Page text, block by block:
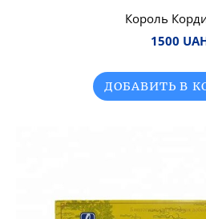
Король
1500
ДОБАВИТЬ В